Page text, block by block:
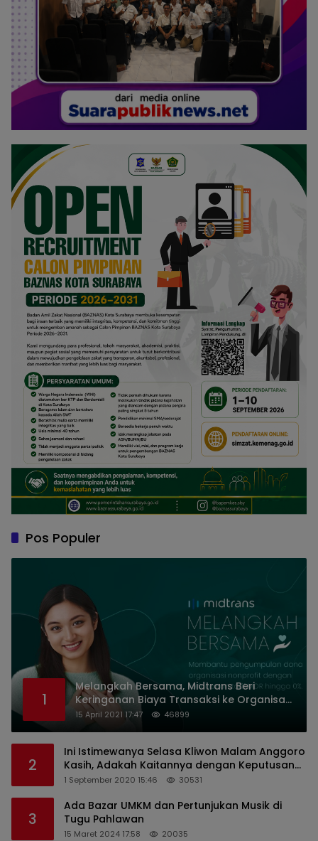
Pos Populer
1
Melangkah Bersama, Midtrans Beri
Keringanan Biaya Transaksi ke Organisasi
Nirlaba Indonesia
15 April 2021 17:47 46899
2
Ini Istimewanya Selasa Kliwon Malam Anggoro
Kasih, Adakah Kaitannya dengan Keputusan
PDIP?
1 September 2020 15:46 30531
3
Ada Bazar UMKM dan Pertunjukan Musik di
Tugu Pahlawan
15 Maret 2024 17:58 20035